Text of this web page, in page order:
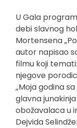
U Gala
debi slavnog
Mortensena
autor napisao
filmu koji
njegove
„Moja godina
glavna
obožavalaca u
Dejvida